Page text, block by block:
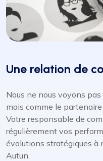
Une relation de
Nous ne nous voyons
mais comme le
Votre responsable de
régulièrement vos
évolutions stratégiques à
Autun.